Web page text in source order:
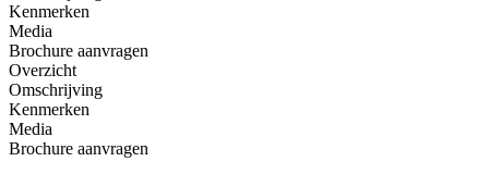
Kenmerken
Media
Brochure aanvragen
Overzicht
Omschrijving
Kenmerken
Media
Brochure aanvragen